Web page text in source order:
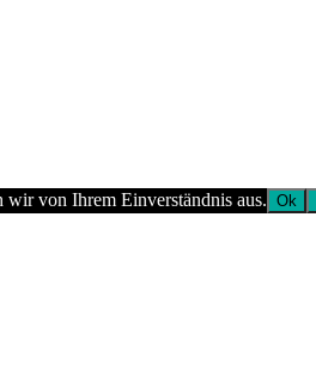
wir von Ihrem Einverständnis aus. Ok